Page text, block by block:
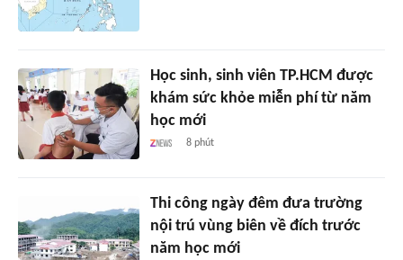
Học sinh, sinh viên TP.HCM được
khám sức khỏe miễn phí từ năm
học mới
8 phút
Thi công ngày đêm đưa trường
nội trú vùng biên về đích trước
năm học mới